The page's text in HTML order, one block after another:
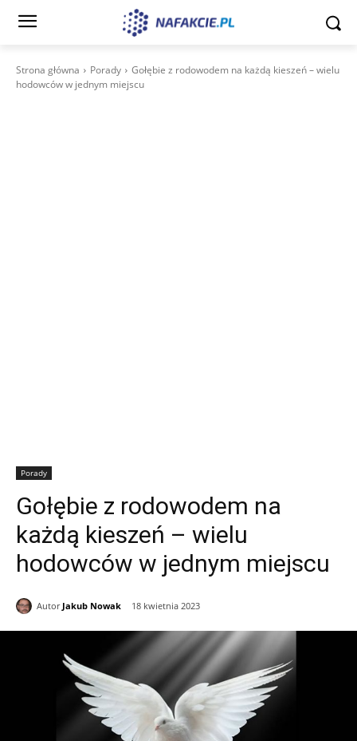
Strona główna Porady
Gołębie z rodowodem na każdą kieszeń – wielu
hodowców w jednym miejscu
Porady
Gołębie z rodowodem na
każdą kieszeń – wielu
hodowców w jednym miejscu
Autor Jakub Nowak 18 kwietnia 2023